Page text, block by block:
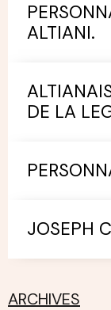
ALTIANI.
DE LA
JOSEPH
ARCHIVES